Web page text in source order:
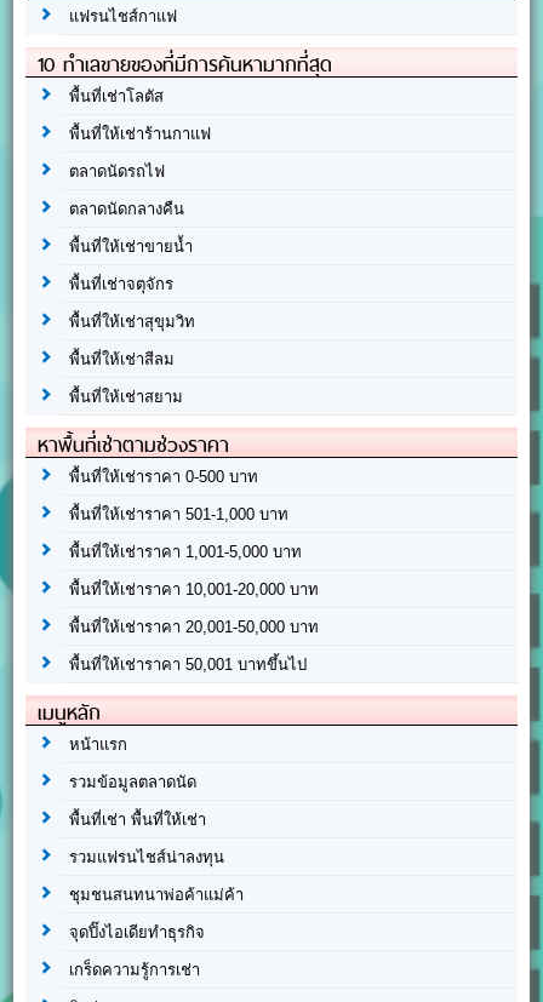
แฟรนไชส์กาแฟ
10 ทำเลขายของที่มีการค้นหามากที่สุด
พื้นที่เช่าโลตัส
พื้นที่ให้เช่าร้านกาแฟ
ตลาดนัดรถไฟ
ตลาดนัดกลางคืน
พื้นที่ให้เช่าขายน้ำ
พื้นที่เช่าจตุจักร
พื้นที่ให้เช่าสุขุมวิท
พื้นที่ให้เช่าสีลม
พื้นที่ให้เช่าสยาม
หาพื้นที่เช่าตามช่วงราคา
พื้นที่ให้เช่าราคา 0-500 บาท
พื้นที่ให้เช่าราคา 501-1,000 บาท
พื้นที่ให้เช่าราคา 1,001-5,000 บาท
พื้นที่ให้เช่าราคา 10,001-20,000 บาท
พื้นที่ให้เช่าราคา 20,001-50,000 บาท
พื้นที่ให้เช่าราคา 50,001 บาทขึ้นไป
เมนูหลัก
หน้าแรก
รวมข้อมูลตลาดนัด
พื้นที่เช่า พื้นที่ให้เช่า
รวมแฟรนไชส์น่าลงทุน
ชุมชนสนทนาพ่อค้าแม่ค้า
จุดปิ๊งไอเดียทำธุรกิจ
เกร็ดความรู้การเช่า